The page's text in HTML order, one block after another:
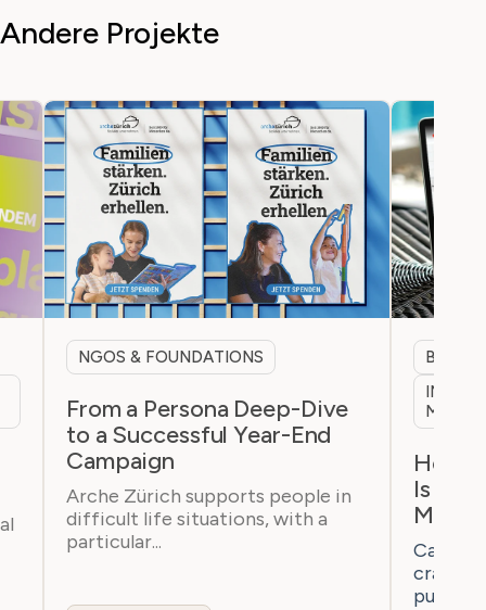
Andere Projekte
NGOS & FOUNDATIONS
From a Persona Deep-Dive
to a Successful Year-End
Campaign
Arche Zürich supports people in
difficult life situations, with a
particular...
B2B &
How
Is